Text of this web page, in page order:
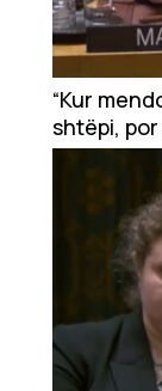
“Kur
shtëpi,
Fondit
Maltës